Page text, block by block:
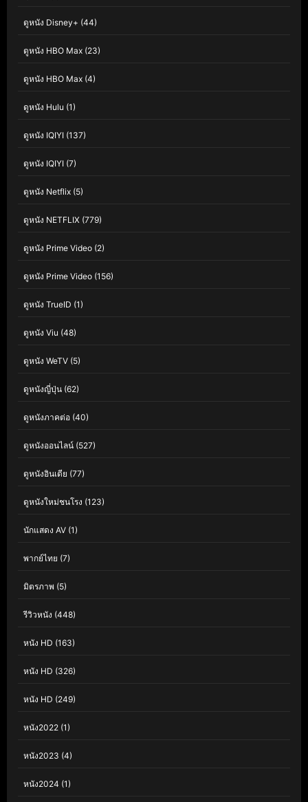
ดูหนัง Disney+ (44)
ดูหนัง HBO Max (23)
ดูหนัง HBO Max (4)
ดูหนัง Hulu (1)
ดูหนัง IQIYI (137)
ดูหนัง IQIYI (7)
ดูหนัง Netflix (5)
ดูหนัง NETFLIX (779)
ดูหนัง Prime Video (2)
ดูหนัง Prime Video (156)
ดูหนัง TrueID (1)
ดูหนัง Viu (48)
ดูหนัง WeTV (5)
ดูหนังญี่ปุ่น (62)
ดูหนังภาคต่อ (40)
ดูหนังออนไลน์ (527)
ดูหนังอินเดีย (77)
ดูหนังใหม่ชนโรง (123)
นักแสดง AV (1)
พากย์ไทย (7)
มิตรภาพ (5)
รีวิวหนัง (448)
หนัง HD (163)
หนัง HD (326)
หนัง HD (249)
หนัง2022 (1)
หนัง2023 (4)
หนัง2024 (1)